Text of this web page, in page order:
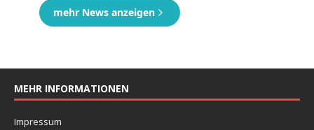
MEHR INFORMATIONEN
Impressum